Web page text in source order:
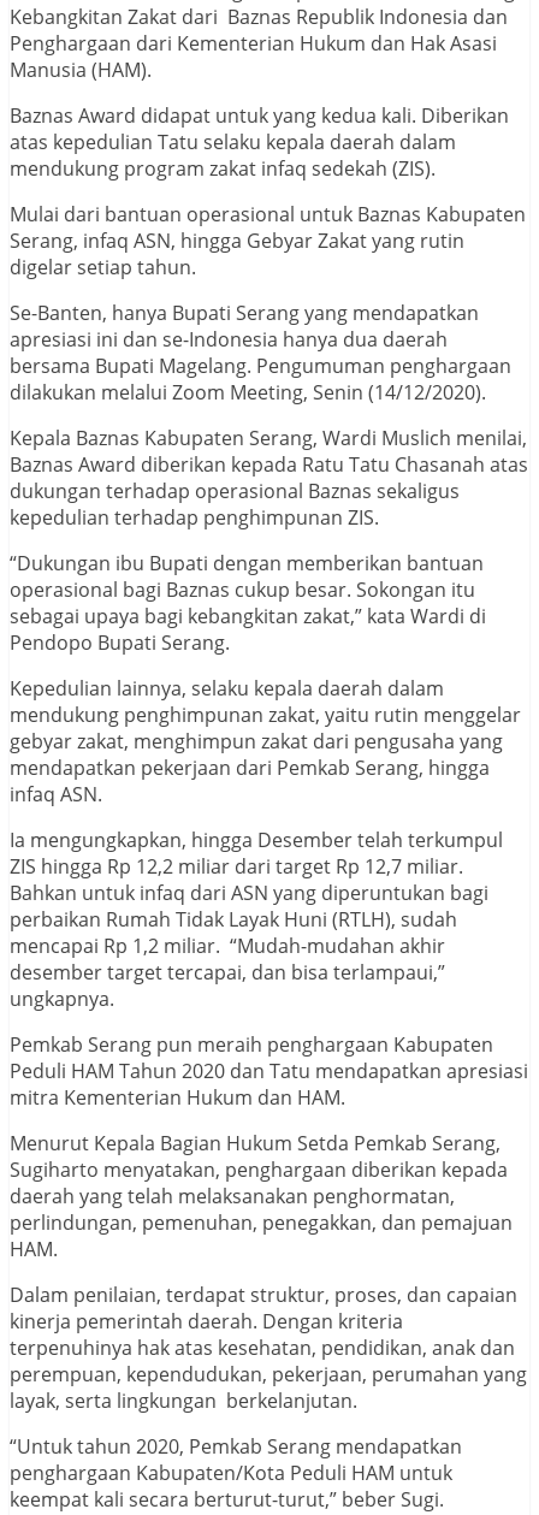
Kebangkitan Zakat dari Baznas Republik Indonesia dan
Penghargaan dari Kementerian Hukum dan Hak Asasi
Manusia (HAM).
Baznas Award didapat untuk yang kedua kali. Diberikan
atas kepedulian Tatu selaku kepala daerah dalam
mendukung program zakat infaq sedekah (ZIS).
Mulai dari bantuan operasional untuk Baznas Kabupaten
Serang, infaq ASN, hingga Gebyar Zakat yang rutin
digelar setiap tahun.
Se-Banten, hanya Bupati Serang yang mendapatkan
apresiasi ini dan se-Indonesia hanya dua daerah
bersama Bupati Magelang. Pengumuman penghargaan
dilakukan melalui Zoom Meeting, Senin (14/12/2020).
Kepala Baznas Kabupaten Serang, Wardi Muslich menilai,
Baznas Award diberikan kepada Ratu Tatu Chasanah atas
dukungan terhadap operasional Baznas sekaligus
kepedulian terhadap penghimpunan ZIS.
“Dukungan ibu Bupati dengan memberikan bantuan
operasional bagi Baznas cukup besar. Sokongan itu
sebagai upaya bagi kebangkitan zakat,” kata Wardi di
Pendopo Bupati Serang.
Kepedulian lainnya, selaku kepala daerah dalam
mendukung penghimpunan zakat, yaitu rutin menggelar
gebyar zakat, menghimpun zakat dari pengusaha yang
mendapatkan pekerjaan dari Pemkab Serang, hingga
infaq ASN.
Ia mengungkapkan, hingga Desember telah terkumpul
ZIS hingga Rp 12,2 miliar dari target Rp 12,7 miliar.
Bahkan untuk infaq dari ASN yang diperuntukan bagi
perbaikan Rumah Tidak Layak Huni (RTLH), sudah
mencapai Rp 1,2 miliar. “Mudah-mudahan akhir
desember target tercapai, dan bisa terlampaui,”
ungkapnya.
Pemkab Serang pun meraih penghargaan Kabupaten
Peduli HAM Tahun 2020 dan Tatu mendapatkan apresiasi
mitra Kementerian Hukum dan HAM.
Menurut Kepala Bagian Hukum Setda Pemkab Serang,
Sugiharto menyatakan, penghargaan diberikan kepada
daerah yang telah melaksanakan penghormatan,
perlindungan, pemenuhan, penegakkan, dan pemajuan
HAM.
Dalam penilaian, terdapat struktur, proses, dan capaian
kinerja pemerintah daerah. Dengan kriteria
terpenuhinya hak atas kesehatan, pendidikan, anak dan
perempuan, kependudukan, pekerjaan, perumahan yang
layak, serta lingkungan berkelanjutan.
“Untuk tahun 2020, Pemkab Serang mendapatkan
penghargaan Kabupaten/Kota Peduli HAM untuk
keempat kali secara berturut-turut,” beber Sugi.